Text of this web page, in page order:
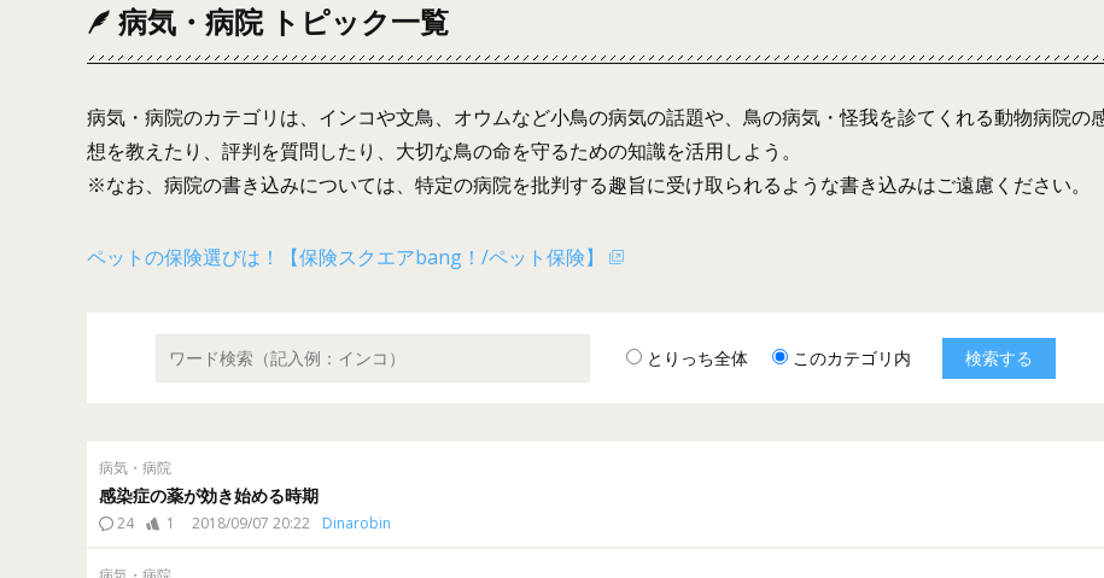
病気・病院 トピック一覧
病気・病院のカテゴリは、インコや文鳥、オウムなど小鳥の病気の話題や、鳥の病気・怪我を診てくれる動物病院の
想を教えたり、評判を質問したり、大切な鳥の命を守るための知識を活用しよう。
※なお、病院の書き込みについては、特定の病院を批判する趣旨に受け取られるような書き込みはご遠慮ください。
ペットの保険選びは！【保険スクエアbang！/ペット保険】
とりっち全体 このカテゴリ内
病気・病院
感染症の薬が効き始める時期
24 1 2018/09/07 20:22 Dinarobin